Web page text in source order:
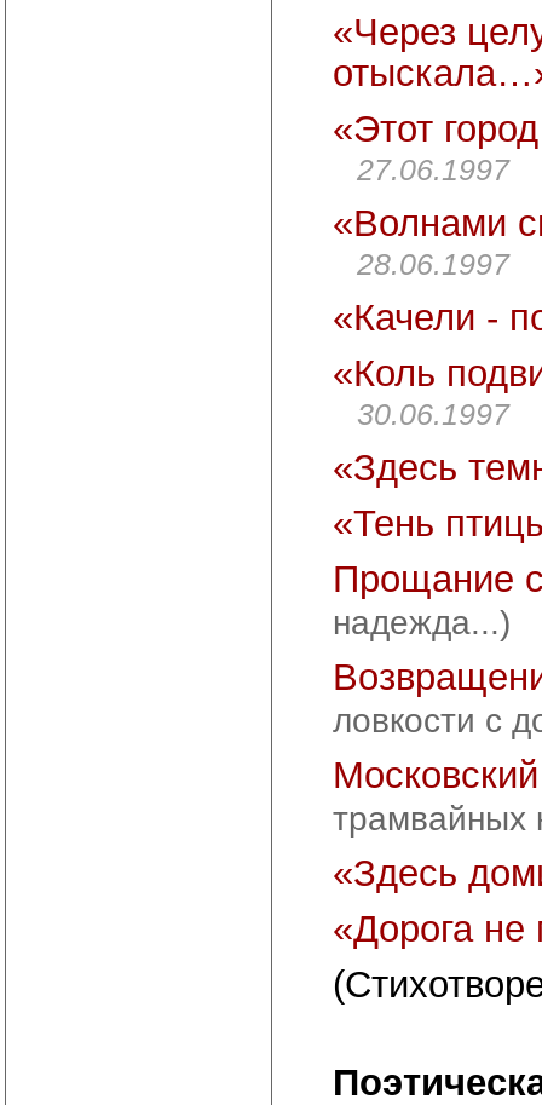
«Через
«Этот
27.06.1997
«Волнами
28.06.1997
«Качели -
«Коль
30.06.1997
«Здесь
«Тень
Прощание
надежда...)
ловкости с
трамвайных
«Здесь
«Дорога